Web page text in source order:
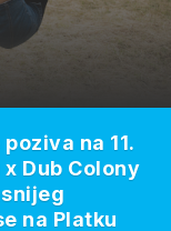
na 11.
Dub Colony
na Platku